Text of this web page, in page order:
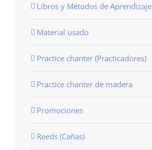
Libros y Métodos de Aprendizaje
Material usado
Practice chanter (Practicadores)
Practice chanter de madera
Promociones
Reeds (Cañas)